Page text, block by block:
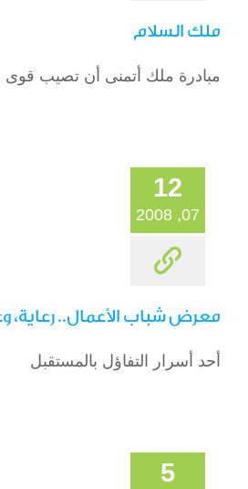
ملك السلام
مبادرة ملك أتمنى أن تصيب قوى
12
07, 2008
معرض شباب الأعمال.. رعاية،
أحد أسرار التفاؤل بالمستقبل
5